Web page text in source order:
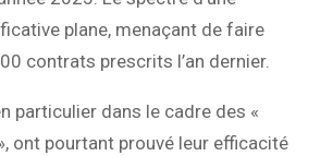
plane, menaçant de faire
contrats prescrits l’an dernier.
particulier dans le cadre des «
ont pourtant prouvé leur efficacité